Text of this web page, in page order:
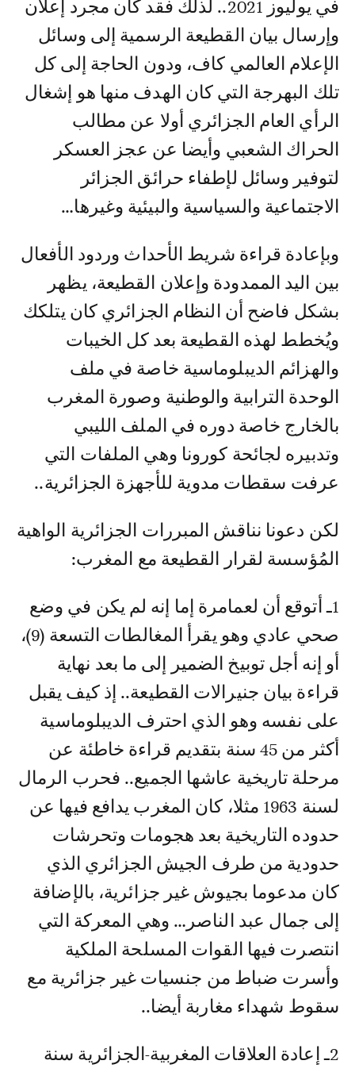
في يوليوز 2021.. لذلك فقد كان مجرد إعلان
وإرسال بيان القطيعة الرسمية إلى وسائل
الإعلام العالمي كاف، ودون الحاجة إلى كل
تلك البهرجة التي كان الهدف منها هو إشغال
الرأي العام الجزائري أولا عن مطالب
الحراك الشعبي وأيضا عن عجز العسكر
لتوفير وسائل لإطفاء حرائق الجزائر
الاجتماعية والسياسية والبيئية وغيرها…
وبإعادة قراءة شريط الأحداث وردود الأفعال
بين اليد الممدودة وإعلان القطيعة، يظهر
بشكل فاضح أن النظام الجزائري كان يتلكك
ويُخطط لهذه القطيعة بعد كل الخيبات
والهزائم الديبلوماسية خاصة في ملف
الوحدة الترابية والوطنية وصورة المغرب
بالخارج خاصة دوره في الملف الليبي
وتدبيره لجائحة كورونا وهي الملفات التي
عرفت سقطات مدوية للأجهزة الجزائرية..
لكن دعونا نناقش المبررات الجزائرية الواهية
المُؤسسة لقرار القطيعة مع المغرب:
1ـ أتوقع أن لعمامرة إما إنه لم يكن في وضع
صحي عادي وهو يقرأ المغالطات التسعة (9)،
أو إنه أجل توبيخ الضمير إلى ما بعد نهاية
قراءة بيان جنيرالات القطيعة.. إذ كيف يقبل
على نفسه وهو الذي احترف الديبلوماسية
أكثر من 45 سنة بتقديم قراءة خاطئة عن
مرحلة تاريخية عاشها الجميع.. فحرب الرمال
لسنة 1963 مثلا، كان المغرب يدافع فيها عن
حدوده التاريخية بعد هجومات وتحرشات
حدودية من طرف الجيش الجزائري الذي
كان مدعوما بجيوش غير جزائرية، بالإضافة
إلى جمال عبد الناصر… وهي المعركة التي
انتصرت فيها القوات المسلحة الملكية
وأسرت ضباط من جنسيات غير جزائرية مع
سقوط شهداء مغاربة أيضا..
2ـ إعادة العلاقات المغربية-الجزائرية سنة